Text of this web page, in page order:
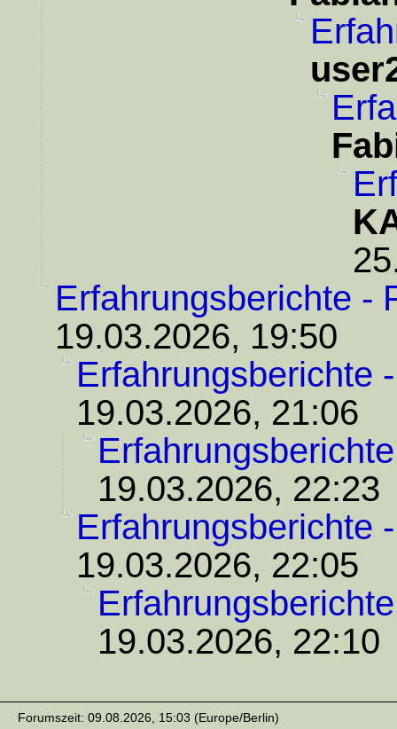
Erfahrungsberichte -
19.03.2026, 19:50
Erfahrungsberichte
19.03.2026, 21:06
19.03.2026, 22:23
Erfahrungsberichte
19.03.2026, 22:05
19.03.2026, 22:10
Forumszeit: 09.08.2026, 15:03 (Europe/Berlin)